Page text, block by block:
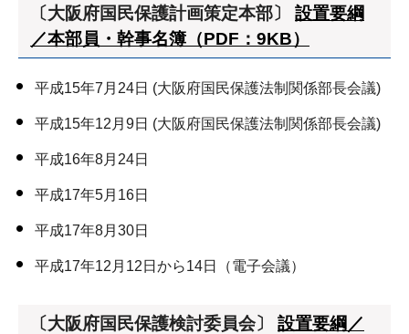
〔大阪府国民保護計画策定本部〕 設置要綱
／本部員・幹事名簿（PDF：9KB）
平成15年7月24日 (大阪府国民保護法制関係部長会議)
平成15年12月9日 (大阪府国民保護法制関係部長会議)
平成16年8月24日
平成17年5月16日
平成17年8月30日
平成17年12月12日から14日（電子会議）
〔大阪府国民保護検討委員会〕 設置要綱／